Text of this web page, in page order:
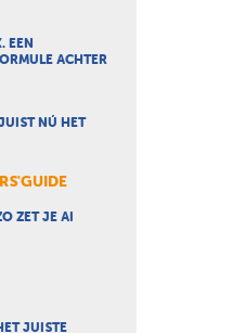
EEN
ACHTER
NÚ HET
ZET JE AI
JUISTE